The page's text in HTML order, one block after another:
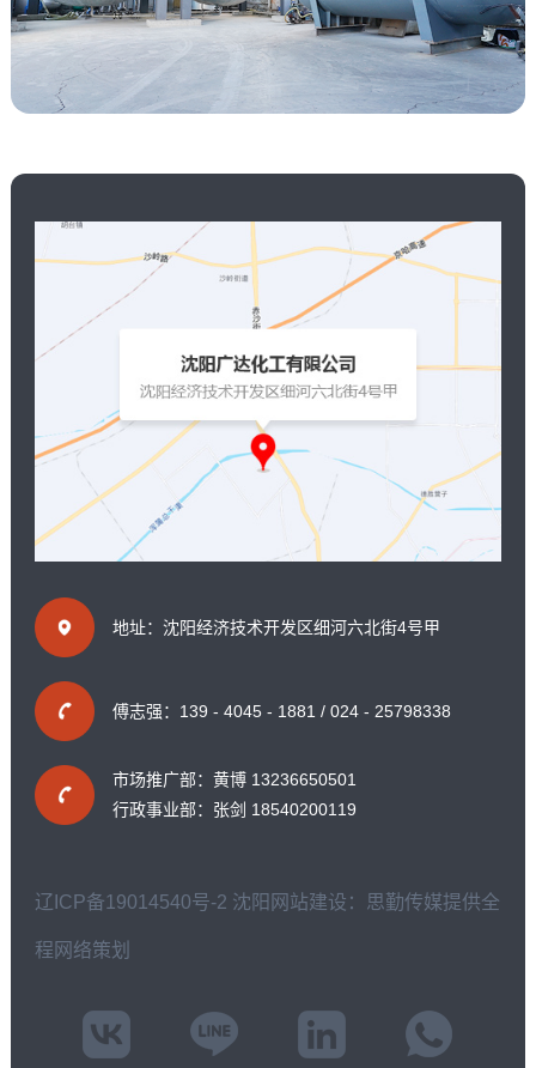
地址：沈阳经济技术开发区细河六北街4号甲
傅志强：139 - 4045 - 1881 / 024 - 25798338
市场推广部：黄博 13236650501
行政事业部：张剑 18540200119
辽ICP备19014540号-2 沈阳网站建设：思勤传媒提供全
程网络策划